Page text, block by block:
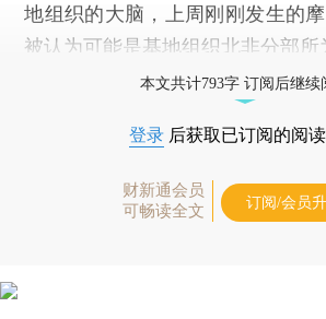
地组织的大脑，上周刚刚发生的
被认为可能是基地组织北非分部所
本文共计793字 订阅后继续
登录 后获取已订阅的阅
财新通会员
可畅读全文
订阅/会员